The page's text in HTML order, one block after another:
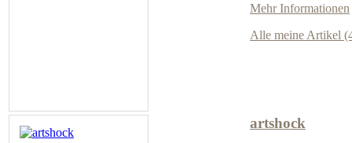
Mehr Informationen
Alle meine Artikel
artshock